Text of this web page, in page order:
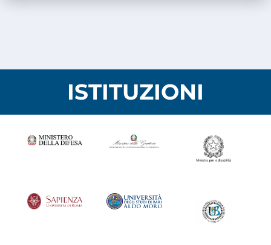
ISTITUZIONI